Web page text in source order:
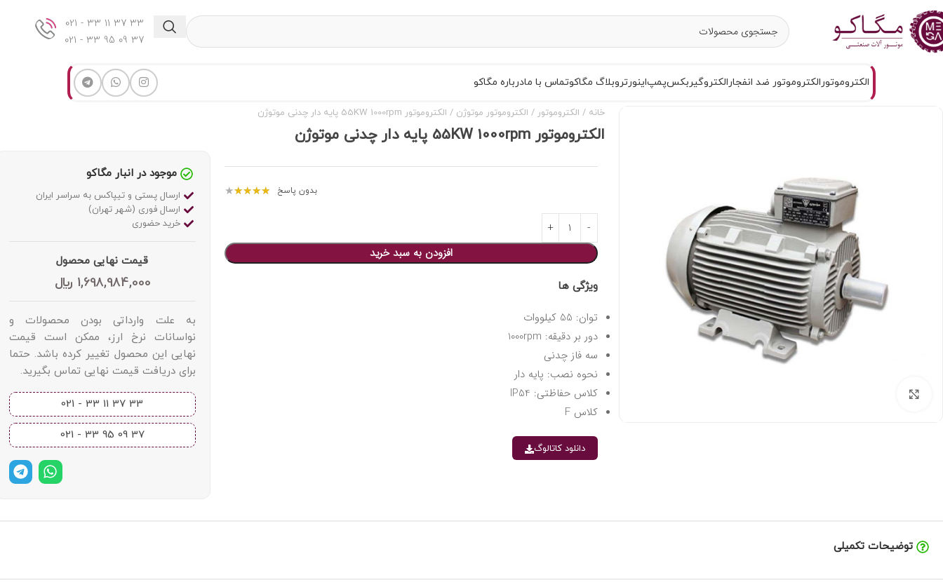
33 37 11 33 - 021
37 09 95 33 - 021
الکتروموتورالکتروموتور ضد انفجارالکتروگیربکسپمپاینورتروبلاگ مگاکوتماس با مادرباره مگاکو
خانه الکتروموتور الکتروموتور موتوژن الکتروموتور 55KW 1000rpm پایه دار چدنی موتوژن
الکتروموتور 55KW 1000rpm پایه دار چدنی موتوژن
بدون پاسخ ★
★
★
★
★
افزودن به سبد خرید
ویژگی ها
توان: 55 کیلووات
دور بر دقیقه: 1000rpm
سه فاز چدنی
نحوه نصب: پایه دار
کلاس حفاظتی: IP54
کلاس F
دانلود کاتالوگ
موجود در انبار مگاکو
ارسال پستی و تیپاکس به سراسر ایران
ارسال فوری (شهر تهران)
خرید حضوری
قیمت نهایی محصول
1,698,984,000 ﷼
به علت وارداتی بودن محصولات و
نواسانات نرخ ارز، ممکن است قیمت
نهایی این محصول تغییر کرده باشد. حتما
برای دریافت قیمت نهایی تماس بگیرید.
33 37 11 33 - 021​
37 09 95 33 - 021​
توضیحات تکمیلی